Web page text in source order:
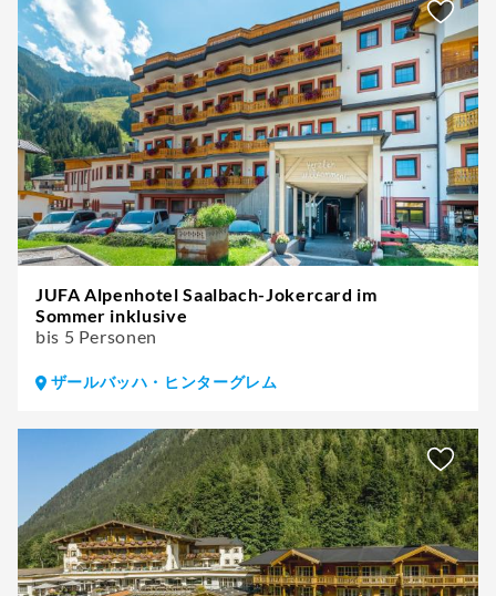
JUFA Alpenhotel Saalbach-Jokercard im
Sommer inklusive
bis 5 Personen
ザールバッハ・ヒンターグレム